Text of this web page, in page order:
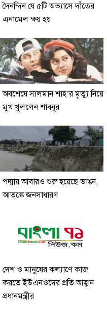
দৈনন্দিন যে ৫টি অভ্যাসে দাঁতের
এনামেল ক্ষয় হয়
অবশেষে সালমান শাহ’র মৃত্যু নিয়ে
মুখ খুললেন শাবনূর
পদ্মায় আবারও শুরু হয়েছে ভাঙন,
আতঙ্কে জনসাধারণ
দেশ ও মানুষের কল্যাণে কাজ
করতে ইউএনওদের প্রতি আহ্বান
প্রধানমন্ত্রীর